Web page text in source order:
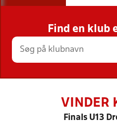
STILLINGER,
Find en klub
VINDER
Finals U13